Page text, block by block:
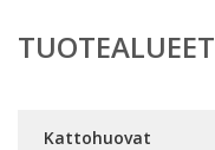
TUOTEALUEET
Kattohuovat